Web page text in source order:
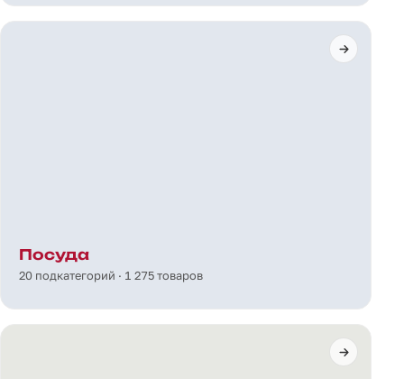
Посуда
20 подкатегорий · 1 275 товаров